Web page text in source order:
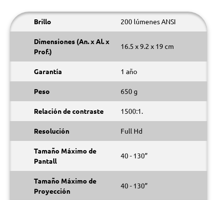
Brillo 200 lúmenes ANSI
Dimensiones (An. x Al. x
Prof.)
16.5 x 9.2 x 19 cm
Garantía 1 año
Peso 650 g
Relación de contraste 1500:1.
Resolución Full Hd
Tamaño Máximo de
Pantall
40 - 130”
Tamaño Máximo de
Proyección
40 - 130”